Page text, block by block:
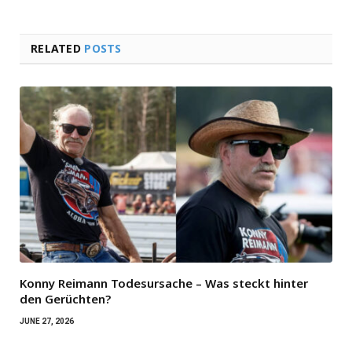
RELATED POSTS
Konny Reimann Todesursache – Was steckt hinter
den Gerüchten?
JUNE 27, 2026